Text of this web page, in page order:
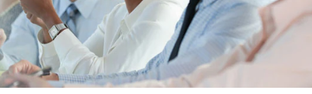
กิจการธนาคารต่างประเทศ
นักลงทุนสัมพันธ์